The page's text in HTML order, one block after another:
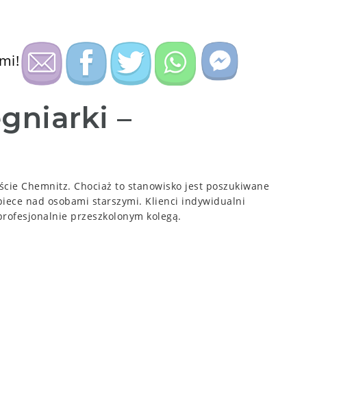
–
Chemnitz. Chociaż to stanowisko jest poszukiwane
nad osobami starszymi. Klienci indywidualni
przeszkolonym kolegą.